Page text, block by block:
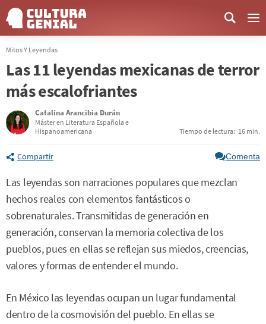
Mitos Y Leyendas
Las 11 leyendas mexicanas de terror
más escalofriantes
Catalina Arancibia Durán
Máster en Literatura Española e
Hispanoamericana
Tiempo de lectura: 16 min.
Compartir Comenta
Las leyendas son narraciones populares que mezclan
hechos reales con elementos fantásticos o
sobrenaturales. Transmitidas de generación en
generación, conservan la memoria colectiva de los
pueblos, pues en ellas se reflejan sus miedos, creencias,
valores y formas de entender el mundo.
En México las leyendas ocupan un lugar fundamental
dentro de la cosmovisión del pueblo. En ellas se